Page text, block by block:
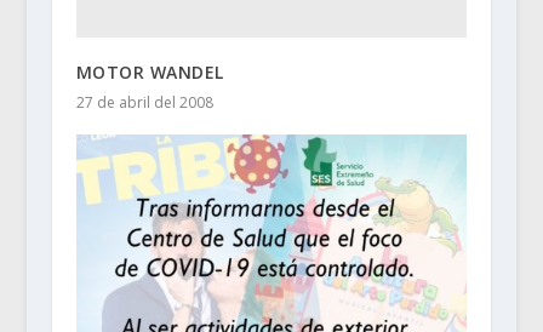
MOTOR WANDEL
27 de abril del 2008